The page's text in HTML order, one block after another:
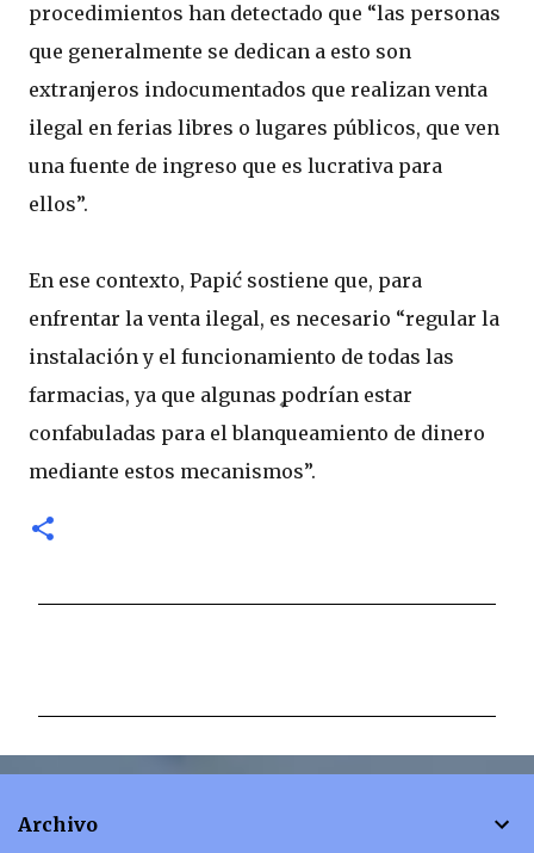
procedimientos han detectado que “las personas
que generalmente se dedican a esto son
extranjeros indocumentados que realizan venta
ilegal en ferias libres o lugares públicos, que ven
una fuente de ingreso que es lucrativa para
ellos”.
En ese contexto, Papić sostiene que, para
enfrentar la venta ilegal, es necesario “regular la
instalación y el funcionamiento de todas las
farmacias, ya que algunas podrían estar
confabuladas para el blanqueamiento de dinero
mediante estos mecanismos”.
n
Archivo